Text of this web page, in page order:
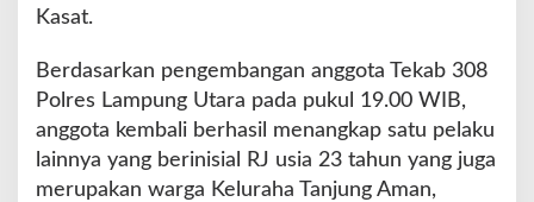
Kasat.
Berdasarkan pengembangan anggota Tekab 308
Polres Lampung Utara pada pukul 19.00 WIB,
anggota kembali berhasil menangkap satu pelaku
lainnya yang berinisial RJ usia 23 tahun yang juga
merupakan warga Keluraha Tanjung Aman,